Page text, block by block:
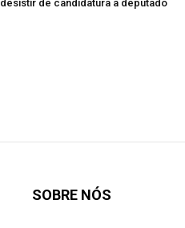
desistir de candidatura a deputado
SOBRE NÓS